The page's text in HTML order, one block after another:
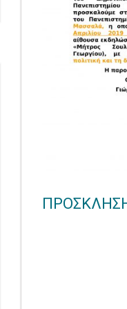
Δελτία Τύπου -